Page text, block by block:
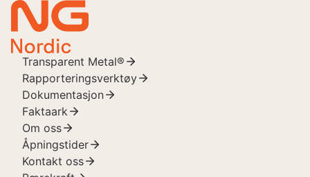
Transparent Metal®
Rapporteringsverktøy
Dokumentasjon
Faktaark
Om oss
Åpningstider
Kontakt oss